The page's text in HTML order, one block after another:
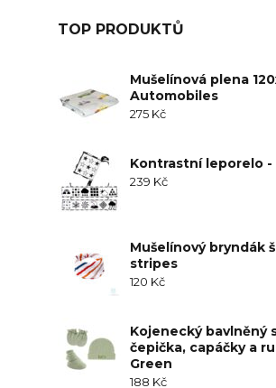
TOP PRODUKTŮ
Mušelínová plena
Automobiles
275 Kč
Kontrastní leporelo -
239 Kč
Mušelínový bryndák
stripes
120 Kč
Kojenecký bavlněný
čepička, capáčky a
Green
188 Kč